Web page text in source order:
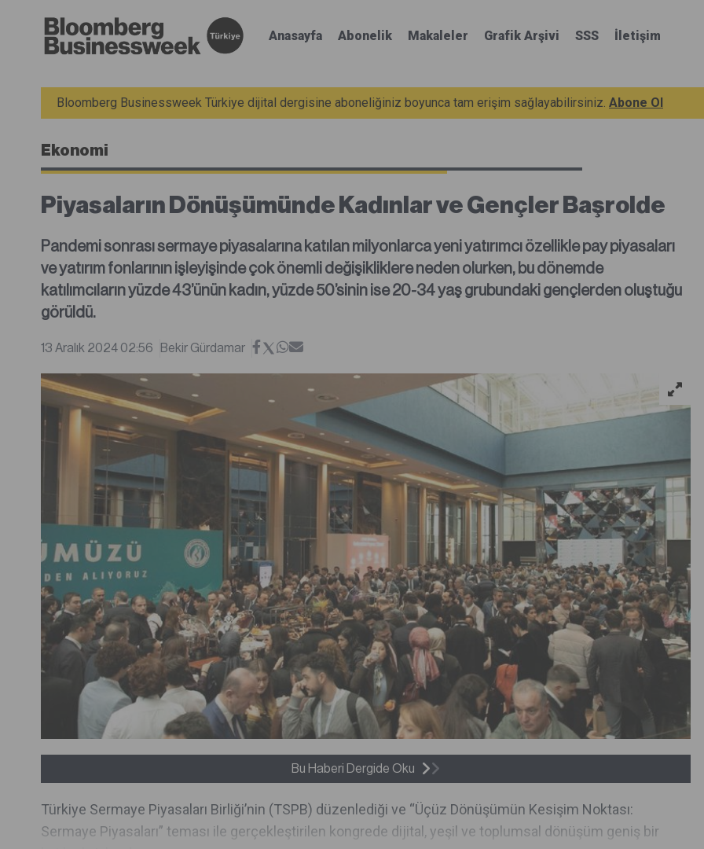
Anasayfa Abonelik Makaleler Grafik Arşivi SSS İletişim
Bloomberg Businessweek Türkiye dijital dergisine aboneliğiniz boyunca tam erişim sağlayabilirsiniz. Abone Ol
Ekonomi
Piyasaların Dönüşümünde Kadınlar ve Gençler Başrolde
Pandemi sonrası sermaye piyasalarına katılan milyonlarca yeni yatırımcı özellikle pay piyasaları
ve yatırım fonlarının işleyişinde çok önemli değişikliklere neden olurken, bu dönemde
katılımcıların yüzde 43’ünün kadın, yüzde 50’sinin ise 20-34 yaş grubundaki gençlerden oluştuğu
görüldü.
13 Aralık 2024 02:56 Bekir Gürdamar
Bu Haberi Dergide Oku
Türkiye Sermaye Piyasaları Birliği’nin (TSPB) düzenlediği ve “Üçüz Dönüşümün Kesişim Noktası:
Sermaye Piyasaları” teması ile gerçekleştirilen kongrede dijital, yeşil ve toplumsal dönüşüm geniş bir